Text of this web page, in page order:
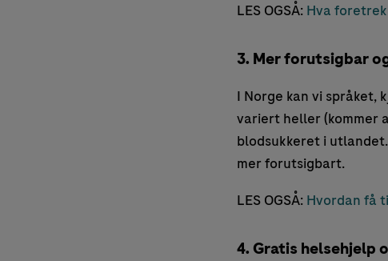
LES OGSÅ: Hva
3. Mer forutsigbar
I Norge kan vi språket,
variert heller (kommer
blodsukkeret i
mer forutsigbart.
LES OGSÅ: Hvordan få
4. Gratis